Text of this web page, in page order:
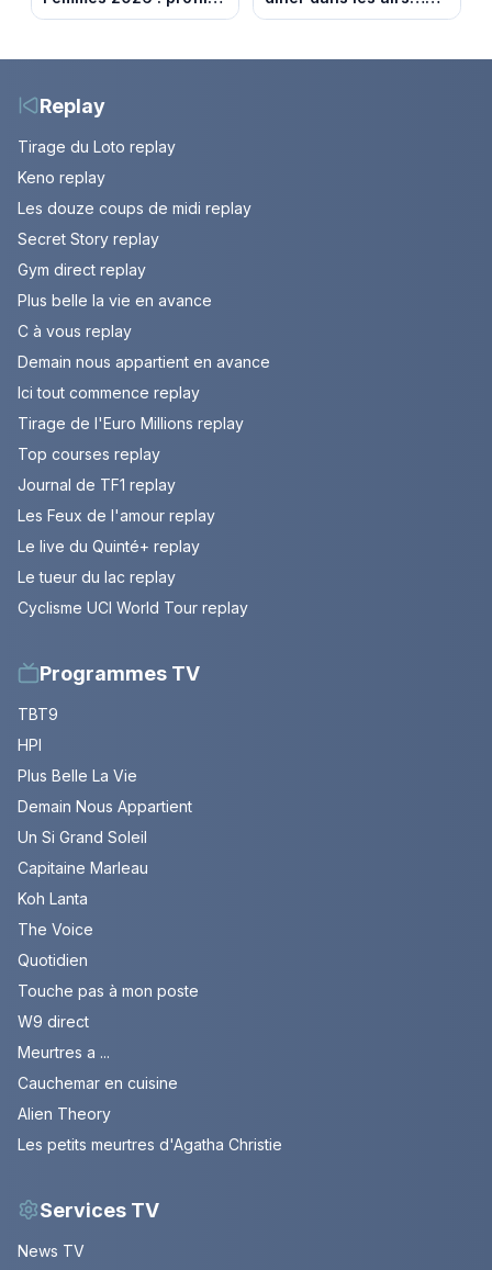
et horaires de la
les loisirs les plus fous
Capital
Replay
Tirage du Loto replay
Keno replay
Les douze coups de midi replay
Secret Story replay
Gym direct replay
Plus belle la vie en avance
C à vous replay
Demain nous appartient en avance
Ici tout commence replay
Tirage de l'Euro Millions replay
Top courses replay
Journal de TF1 replay
Les Feux de l'amour replay
Le live du Quinté+ replay
Le tueur du lac replay
Cyclisme UCI World Tour replay
Programmes TV
TBT9
HPI
Plus Belle La Vie
Demain Nous Appartient
Un Si Grand Soleil
Capitaine Marleau
Koh Lanta
The Voice
Quotidien
Touche pas à mon poste
W9 direct
Meurtres a ...
Cauchemar en cuisine
Alien Theory
Les petits meurtres d'Agatha Christie
Services TV
News TV